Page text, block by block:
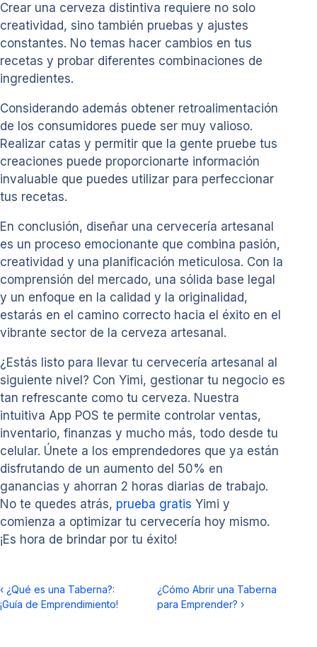
Crear una cerveza distintiva requiere no solo
creatividad, sino también pruebas y ajustes
constantes. No temas hacer cambios en tus
recetas y probar diferentes combinaciones de
ingredientes.
Considerando además obtener retroalimentación
de los consumidores puede ser muy valioso.
Realizar catas y permitir que la gente pruebe tus
creaciones puede proporcionarte información
invaluable que puedes utilizar para perfeccionar
tus recetas.
En conclusión, diseñar una cervecería artesanal
es un proceso emocionante que combina pasión,
creatividad y una planificación meticulosa. Con la
comprensión del mercado, una sólida base legal
y un enfoque en la calidad y la originalidad,
estarás en el camino correcto hacia el éxito en el
vibrante sector de la cerveza artesanal.
¿Estás listo para llevar tu cervecería artesanal al
siguiente nivel? Con Yimi, gestionar tu negocio es
tan refrescante como tu cerveza. Nuestra
intuitiva App POS te permite controlar ventas,
inventario, finanzas y mucho más, todo desde tu
celular. Únete a los emprendedores que ya están
disfrutando de un aumento del 50% en
ganancias y ahorran 2 horas diarias de trabajo.
No te quedes atrás, prueba gratis Yimi y
comienza a optimizar tu cervecería hoy mismo.
¡Es hora de brindar por tu éxito!
‹ ¿Qué es una Taberna?:
¡Guía de Emprendimiento!
¿Cómo Abrir una Taberna
para Emprender? ›